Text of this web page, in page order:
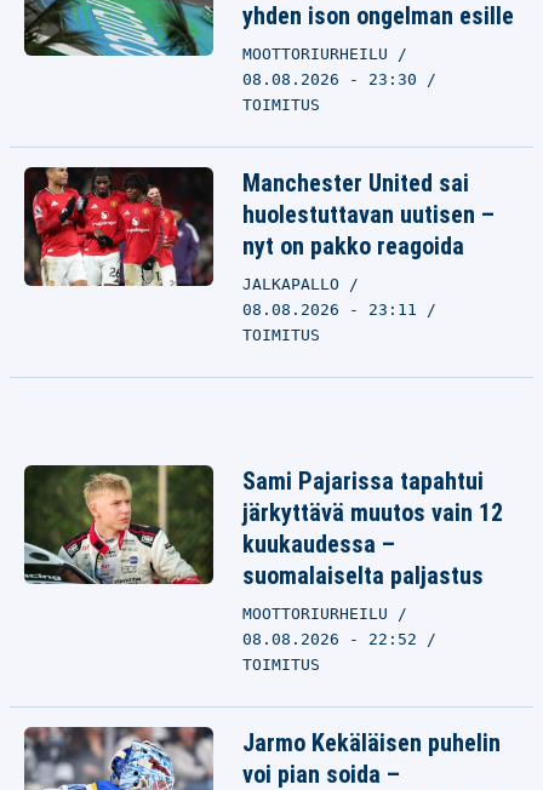
yhden ison ongelman esille
MOOTTORIURHEILU
08.08.2026 - 23:30
TOIMITUS
Manchester United sai
huolestuttavan uutisen –
nyt on pakko reagoida
JALKAPALLO
08.08.2026 - 23:11
TOIMITUS
Sami Pajarissa tapahtui
järkyttävä muutos vain 12
kuukaudessa –
suomalaiselta paljastus
MOOTTORIURHEILU
08.08.2026 - 22:52
TOIMITUS
Jarmo Kekäläisen puhelin
voi pian soida –